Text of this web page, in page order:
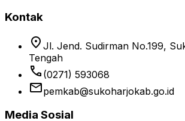
Kontak
location_on Jl. Jend. Sudirman No.199,
Tengah
phone (0271) 593068
emailpemkab@sukoharjokab.go.id
Media Sosial